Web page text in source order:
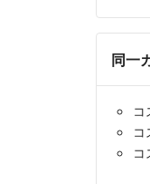
同一
コ
コ
コ